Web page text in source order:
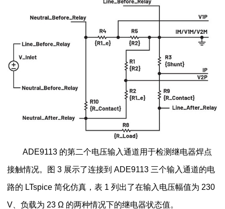
ADE9113 的第二个电压输入通道用于检测继电器焊点
接触情况。图 3 展示了连接到 ADE9113 三个输入通道的电
路的 LTspice 简化仿真，表 1 列出了在输入电压幅值为 230
V、负载为 23 Ω 的两种情况下的继电器状态值。